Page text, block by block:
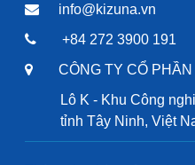
info@kizuna.vn
+84 272 3900 191
CÔNG TY CỔ
Lô K - Khu Công
tỉnh Tây Ninh, Việt